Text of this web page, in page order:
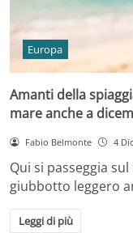
Europa
Amanti della
mare anche a
Fabio Belmonte 4
Qui si passeggia
giubbotto leggero
Leggi di più